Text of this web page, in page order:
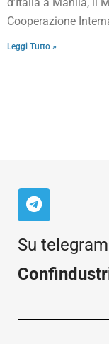
Cooperazione
Leggi Tutto »
Su